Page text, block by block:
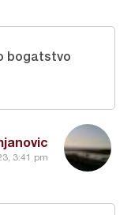
3:41 pm
bogatstvo